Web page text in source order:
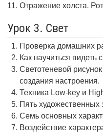
Отражение холста.
Урок 3. Свет
Проверка домашних
Как научиться видеть
Светотеневой
создания настроения.
Техника Low-key и
Пять художественных
Семь основных
Воздействие